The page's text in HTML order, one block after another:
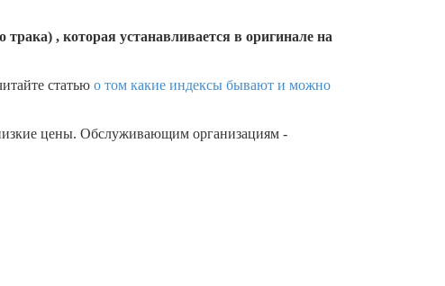
, которая устанавливается в оригинале на
статью о том какие индексы бывают и можно
цены. Обслуживающим организациям -